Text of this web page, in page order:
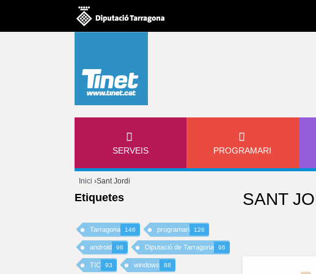
E
N
Ú
P
SERVEIS PROGRAMARI
Esteu
aquí
Inici ›Sant Jordi
SANT
Etiquetes
Tarragona 146 programari 126
android 96 Diputació de Tarragona 96
TIC 93 windows 88